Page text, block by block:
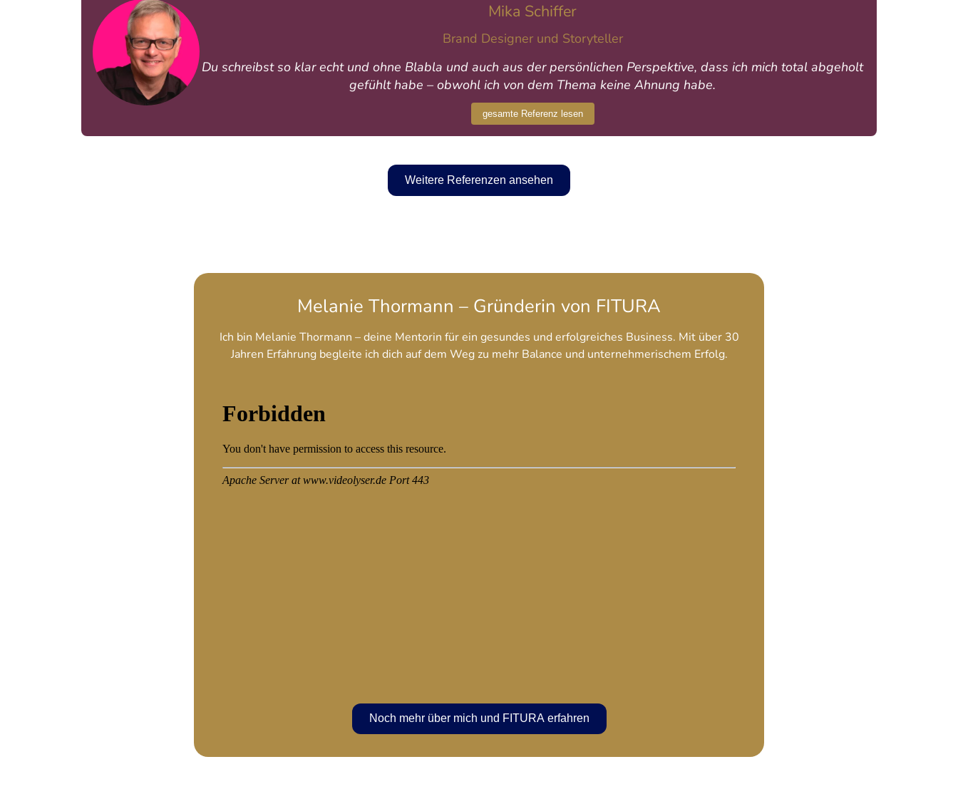
Mika Schiffer
Brand Designer und Storyteller
Du schreibst so klar echt und ohne Blabla und auch aus der persönlichen Perspektive, dass ich mich total abgeholt
gefühlt habe – obwohl ich von dem Thema keine Ahnung habe.
gesamte Referenz lesen
Weitere Referenzen ansehen
Melanie Thormann – Gründerin von FITURA
Ich bin Melanie Thormann – deine Mentorin für ein gesundes und erfolgreiches Business. Mit über 30
Jahren Erfahrung begleite ich dich auf dem Weg zu mehr Balance und unternehmerischem Erfolg.
Noch mehr über mich und FITURA erfahren